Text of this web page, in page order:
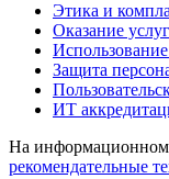
Этика и
Оказание услуг
Защита
ИТ
На информационном
рекомендательные